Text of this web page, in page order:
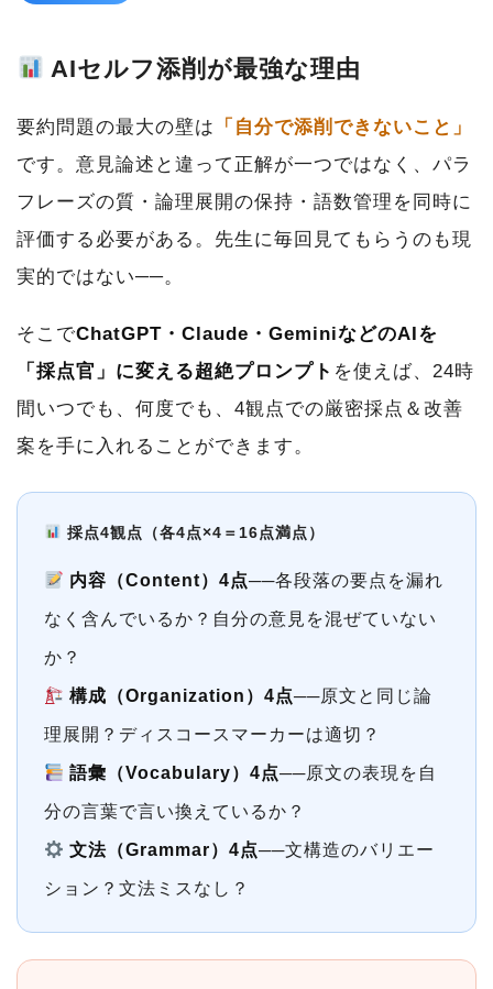
AIセルフ添削が最強な理由
要約問題の最大の壁は
「自分で添削できないこと」
です。意見論述と違って正解が一つではなく、パラ
フレーズの質・論理展開の保持・語数管理を同時に
評価する必要がある。先生に毎回見てもらうのも現
実的ではない──。
そこでChatGPT・Claude・GeminiなどのAIを
「採点官」に変える超絶プロンプト を使えば、24時
間いつでも、何度でも、4観点での厳密採点＆改善
案を手に入れることができます。
採点4観点（各4点×4＝16点満点）
内容（Content）4点──各段落の要点を漏れ
なく含んでいるか？自分の意見を混ぜていない
か？
構成（Organization）4点──原文と同じ論
理展開？ディスコースマーカーは適切？
語彙（Vocabulary）4点──原文の表現を自
分の言葉で言い換えているか？
文法（Grammar）4点──文構造のバリエー
ション？文法ミスなし？